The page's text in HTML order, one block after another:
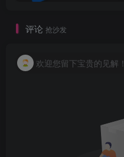
评论 抢沙发
欢迎您留下宝贵的见解！